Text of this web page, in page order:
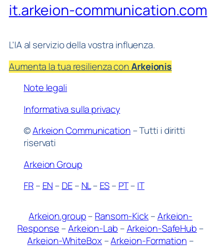
it.arkeion-communication.com
L'IA al servizio della vostra influenza.
Aumenta la tua resilienza conArkeionis
Note legali
Informativa sulla privacy
©Arkeion Communication – Tutti i diritti
riservati
Arkeion Group
FR– EN– DE– NL– ES– PT– IT
Arkeion.group– Ransom-Kick–Arkeion-
Response –Arkeion-Lab –Arkeion-SafeHub –
Arkeion-WhiteBox–Arkeion-Formation –